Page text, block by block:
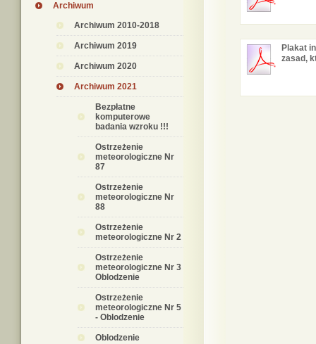
Archiwum
Archiwum 2010-2018
Archiwum 2019
Archiwum 2020
Archiwum 2021
Bezpłatne
komputerowe
badania wzroku !!!
Ostrzeżenie
meteorologiczne Nr
87
Ostrzeżenie
meteorologiczne Nr
88
Ostrzeżenie
meteorologiczne Nr 2
Ostrzeżenie
meteorologiczne Nr 3
Oblodzenie
Ostrzeżenie
meteorologiczne Nr 5
- Oblodzenie
Oblodzenie
Plakat
zasad,